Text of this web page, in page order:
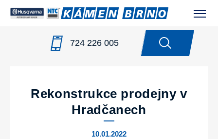
724 226 005
REKONSTRUKCE PRODEJNY V
Rekonstrukce prodejny v
Hradčanech
10.01.2022